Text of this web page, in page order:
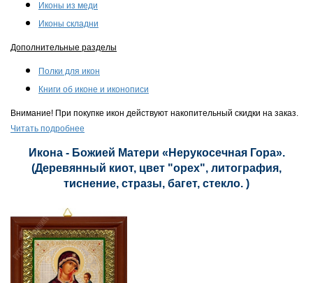
Иконы из меди
Иконы складни
Дополнительные разделы
Полки для икон
Книги об иконе и иконописи
Внимание! При покупке икон действуют накопительный скидки на заказ.
Читать подробнее
Икона - Божией Матери «Нерукосечная Гора».
(Деревянный киот, цвет "орех", литография,
тиснение, стразы, багет, стекло. )